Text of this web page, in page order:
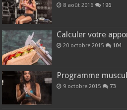
8 août 2016 196
Calculer votre
20 octobre 2015 104
Programme
9 octobre 2015 73